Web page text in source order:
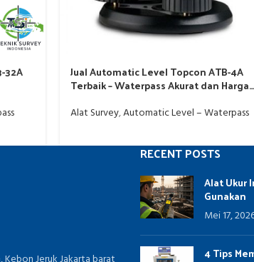
32A Jual Automatic Level Topcon ATB-4A
Terbaik – Waterpass Akurat dan Harga
Alat Survey,Automatic Level – Waterpass
RECENT POSTS
Alat Ukur
Gunakan
Mei 17,
4 Tips